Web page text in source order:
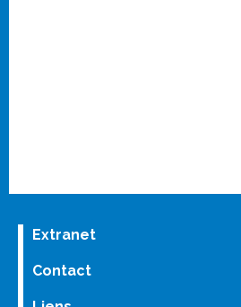
Extranet
Contact